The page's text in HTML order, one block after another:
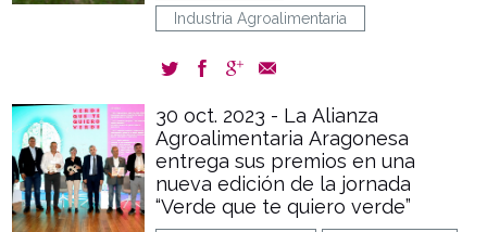
Industria Agroalimentaria
30 oct. 2023 - La Alianza
Agroalimentaria Aragonesa
entrega sus premios en una
nueva edición de la jornada
“Verde que te quiero verde”